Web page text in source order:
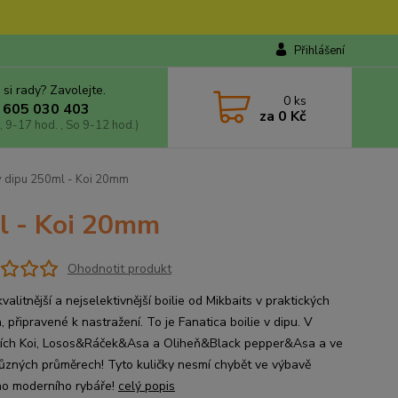
Přihlášení
rady? Zavolejte.
030 403
9-17 hod. , So 9-12 hod.)
0 ks
za 0 Kč
dipu 250ml - Koi 20mm
- Koi 20mm
Ohodnotit produkt
a nejselektivnější boilie od Mikbaits v praktických
připravené k nastražení. To je Fanatica boilie v dipu. V
Koi, Losos&Ráček&Asa a Oliheň&Black pepper&Asa a ve
průměrech! Tyto kuličky nesmí chybět ve výbavě
moderního rybáře! celý popis